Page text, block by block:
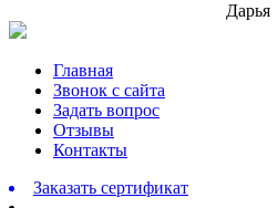
Дарья
Перейти
содержимому
Главная
Звонок с сайта
Задать вопрос
Отзывы
Контакты
Заказать сертификат